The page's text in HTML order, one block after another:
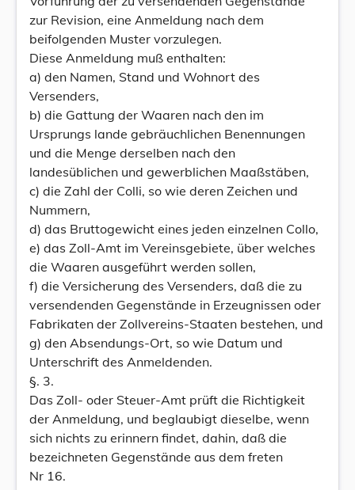
zur Revision, eine Anmeldung nach dem
beifolgenden Muster vorzulegen.
Diese Anmeldung muß enthalten:
a) den Namen, Stand und Wohnort des
Versenders,
b) die Gattung der Waaren nach den im
Ursprungs lande gebräuchlichen Benennungen
und die Menge derselben nach den
landesüblichen und gewerblichen Maaßstäben,
c) die Zahl der Colli, so wie deren Zeichen und
Nummern,
d) das Bruttogewicht eines jeden einzelnen Collo,
e) das Zoll-Amt im Vereinsgebiete, über welches
die Waaren ausgeführt werden sollen,
f) die Versicherung des Versenders, daß die zu
versendenden Gegenstände in Erzeugnissen oder
Fabrikaten der Zollvereins-Staaten bestehen, und
g) den Absendungs-Ort, so wie Datum und
Unterschrift des Anmeldenden.
§. 3.
Das Zoll- oder Steuer-Amt prüft die Richtigkeit
der Anmeldung, und beglaubigt dieselbe, wenn
sich nichts zu erinnern findet, dahin, daß die
bezeichneten Gegenstände aus dem freten
Nr 16.